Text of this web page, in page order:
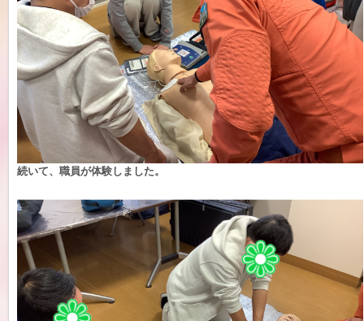
続いて、職員が体験しました。